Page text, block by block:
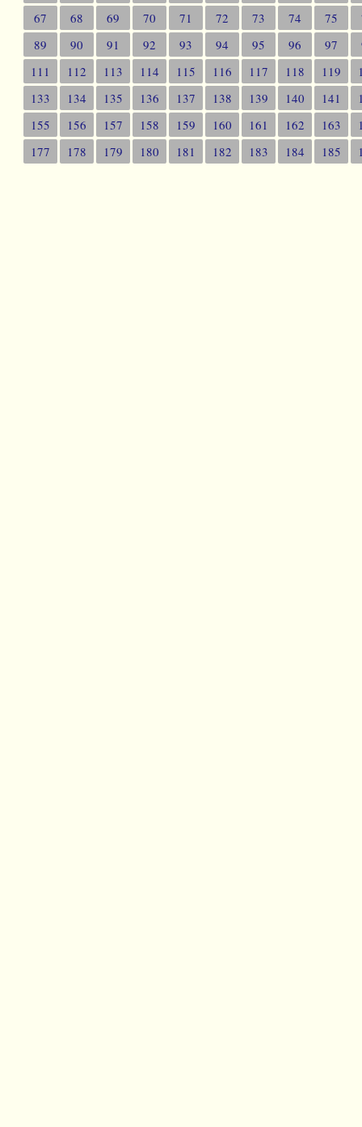
67
68 69 70 71 72 73 74 75
89
90 91 92 93 94 95 96 97
111
112 113 114 115 116 117 118 119
133
134 135 136 137 138 139 140 141
155
156 157 158 159 160 161 162 163
177
178 179 180 181 182 183 184 185